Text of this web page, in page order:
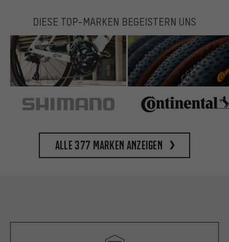
DIESE TOP-MARKEN BEGEISTERN UNS
Alle 377 Marken anzeigen